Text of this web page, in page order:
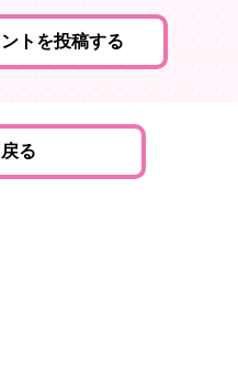
トを投稿する
る